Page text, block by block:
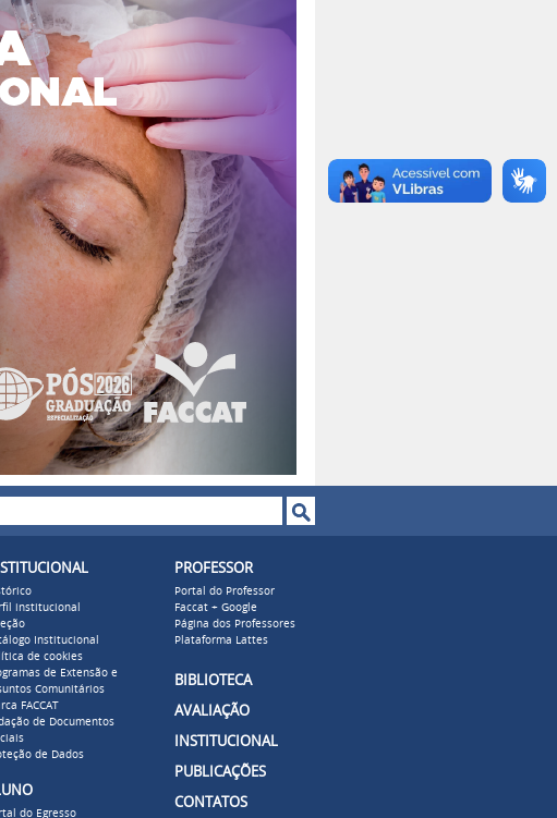
de busca
institucional
Institucional
de cookies
de Extensão e
Comunitários
FACCAT
de Documentos
de Dados
do Egresso
PROFESSOR
Portal do Professor
Faccat + Google
Página dos Professores
Plataforma Lattes
BIBLIOTECA
AVALIAÇÃO
INSTITUCIONAL
PUBLICAÇÕES
CONTATOS